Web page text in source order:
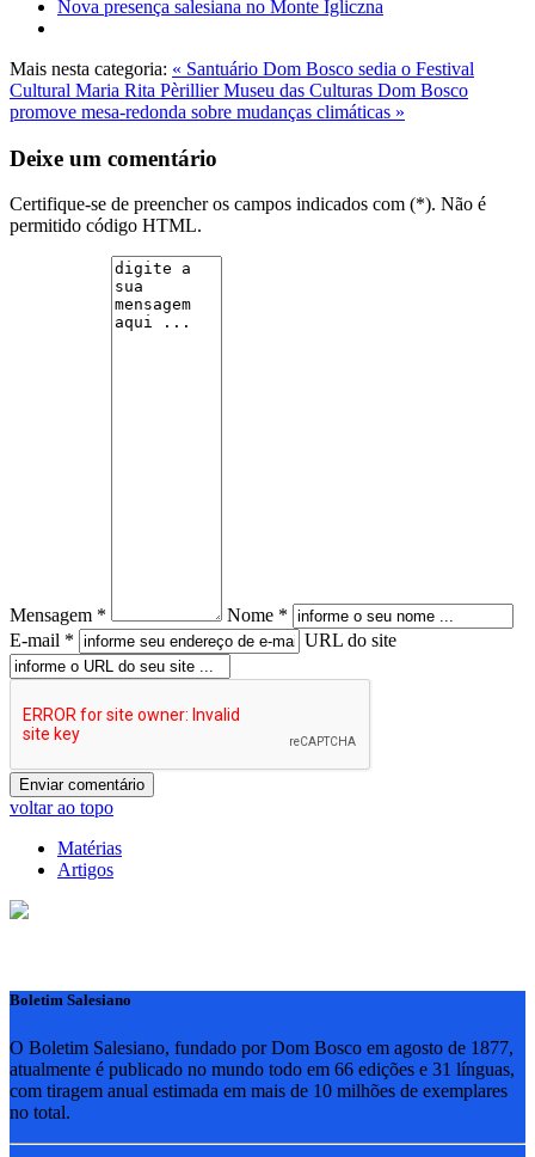
Nova presença salesiana no Monte Igliczna
Mais nesta categoria: « Santuário Dom Bosco sedia o Festival
Cultural Maria Rita PèrillierMuseu das Culturas Dom Bosco
promove mesa-redonda sobre mudanças climáticas »
Deixe um comentário
Certifique-se de preencher os campos indicados com (*). Não é
permitido código HTML.
Mensagem *
Nome *
E-mail *
URL do site
voltar ao topo
Matérias
Artigos
Boletim Salesiano
O Boletim Salesiano, fundado por Dom Bosco em agosto de 1877,
atualmente é publicado no mundo todo em 66 edições e 31 línguas,
com tiragem anual estimada em mais de 10 milhões de exemplares
no total.